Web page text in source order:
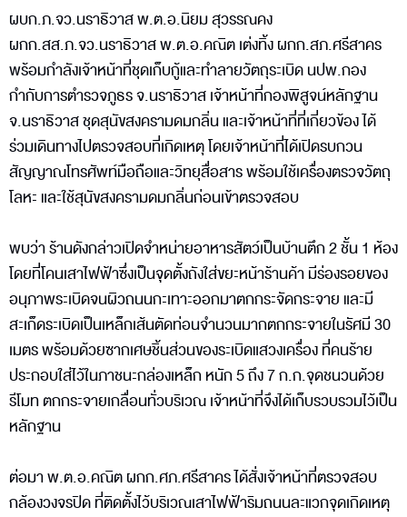
ผบก.ภ.จว.นราธิวาส พ.ต.อ.นิยม สุวรรณคง
ผกก.สส.ภ.จว.นราธิวาส พ.ต.อ.คณิต เต่งทิ้ง ผกก.สภ.ศรีสาคร
พร้อมกำลังเจ้าหน้าที่ชุดเก็บกู้และทำลายวัตถุระเบิด นปพ.กอง
กำกับการตำรวจภูธร จ.นราธิวาส เจ้าหน้าที่กองพิสูจน์หลักฐาน
จ.นราธิวาส ชุดสุนัขสงครามดมกลิ่น และเจ้าหน้าที่ที่เกี่ยวข้อง ได้
ร่วมเดินทางไปตรวจสอบที่เกิดเหตุ โดยเจ้าหน้าที่ได้เปิดรบกวน
สัญญาณโทรศัพท์มือถือและวิทยุสื่อสาร พร้อมใช้เครื่องตรวจวัตถุ
โลหะ และใช้สุนัขสงครามดมกลิ่นก่อนเข้าตรวจสอบ
พบว่า ร้านดังกล่าวเปิดจำหน่ายอาหารสัตว์เป็นบ้านตึก 2 ชั้น 1 ห้อง
โดยที่โคนเสาไฟฟ้าซึ่งเป็นจุดตั้งถังใส่ขยะหน้าร้านค้า มีร่องรอยของ
อนุภาพระเบิดจนผิวถนนกะเทาะออกมาตกกระจัดกระจาย และมี
สะเก็ดระเบิดเป็นเหล็กเส้นตัดท่อนจำนวนมากตกกระจายในรัศมี 30
เมตร พร้อมด้วยซากเศษชิ้นส่วนของระเบิดแสวงเครื่อง ที่คนร้าย
ประกอบใส่ไว้ในภาชนะกล่องเหล็ก หนัก 5 ถึง 7 ก.ก.จุดชนวนด้วย
รีโมท ตกกระจายเกลื่อนทั่วบริเวณ เจ้าหน้าที่จึงได้เก็บรวบรวมไว้เป็น
หลักฐาน
ต่อมา พ.ต.อ.คณิต ผกก.ศภ.ศรีสาคร ได้สั่งเจ้าหน้าที่ตรวจสอบ
กล้องวงจรปิด ที่ติดตั้งไว้บริเวณเสาไฟฟ้าริมถนนละแวกจุดเกิดเหตุ